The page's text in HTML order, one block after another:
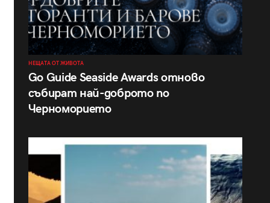
НЕЩАТА ОТ ЖИВОТА
Go Guide Seaside Awards отново
събират най-доброто по
Черноморието